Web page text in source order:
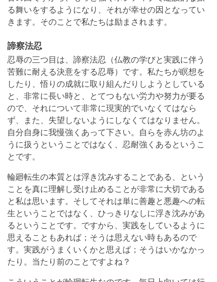
る舞いをするようになり、それが幸せの因となってい
きます。そのことで私たちは励まされます。
諦察法忍
忍辱の三つ目は、諦察法忍（仏教の学びと実践に伴う
苦難に耐える決意をする忍辱）です。私たちが瞑想を
したり、悟りの成就に取り組んだりしようとしている
と、非常に長い時と、とてつもない労力や努力が要る
ので、それについて非常に現実的でいなくてはなら
ず、また、失望しないようにしなくてはなりません。
自分自身に我慢強くあって下さい。自らを赤ん坊のよ
うに扱うということではなく、忍耐強くあるというこ
とです。
輪廻転生の本質とは浮き沈みすることである、という
ことを真に理解し受け止めることが非常に大切である
と私は思います。そしてそれは単に善趣と悪趣への転
生ということではなく、ひっきりなしに浮き沈みがあ
るということです。ですから、実践をしているように
思えることもあれば；そうは思えない時もあるので
す。実践がうまくいくかと思えば；そうはいかなかっ
たり。当たり前のことですよね？